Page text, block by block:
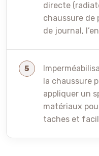
directe
chaussure de
de journal,
la chaussure
appliquer un
matériaux
taches et